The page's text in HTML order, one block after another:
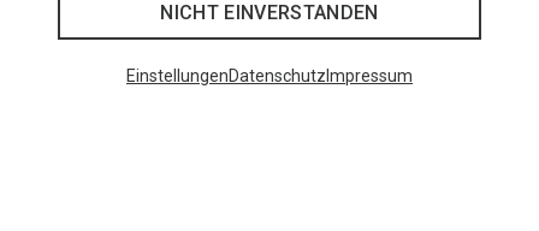
NICHT EINVERSTANDEN
EinstellungenDatenschutz Impressum